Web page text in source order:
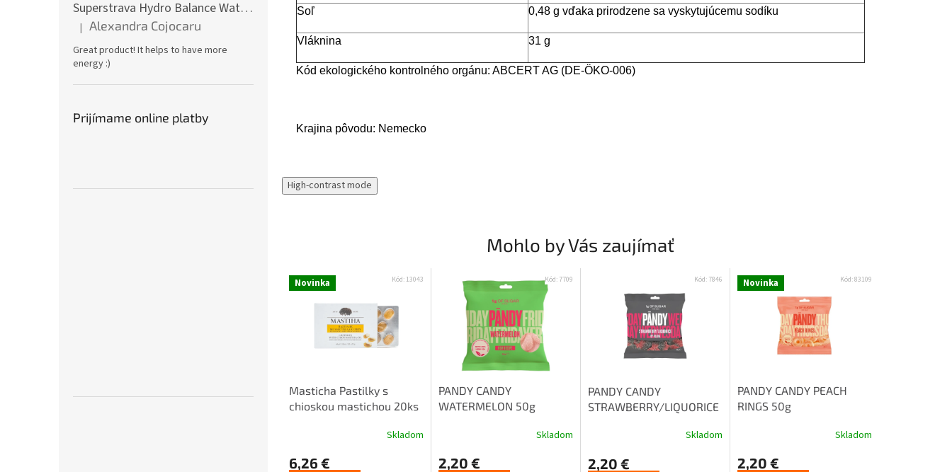
Superstrava Hydro Balance Watermelon electrolytes Box 30 x 4,7g
Hodnotenie produktu je 5 z 5 hviezdičiek.
| Alexandra Cojocaru
Great product! It helps to have more
energy :)
Prijímame online platby
Soľ 0,48 g vďaka prirodzene sa vyskytujúcemu sodíku
Vláknina 31 g
Kód ekologického kontrolného orgánu: ABCERT AG (DE-ÖKO-006)
Krajina pôvodu: Nemecko
High-contrast mode
Mohlo by Vás zaujímať
Novinka
Masticha Pastilky s
chioskou mastichou 20ks
Skladom
6,26 €
Kód: 13043
PANDY CANDY
WATERMELON 50g
Skladom
2,20 €
Kód: 7709
PANDY CANDY
STRAWBERRY/LIQUORICE
Skladom
2,20 €
Kód: 7846 Novinka
PANDY CANDY PEACH
RINGS 50g
Skladom
2,20 €
Kód:83109